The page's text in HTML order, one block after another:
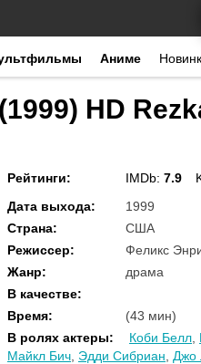
Аниме
HD
Рейтинги: IMDb: 7.9
Дата выхода:
1999
Страна:
США
Режиссер:
Феликс
Жанр:
драма
В качестве:
Время:
(43 мин)
В ролях актеры: Коби Белл
Майкл Бич Эдди Сибриан Джо